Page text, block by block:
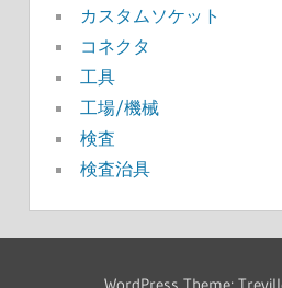
カスタムソケット
コネクタ
工具
工場/機械
検査
検査治具